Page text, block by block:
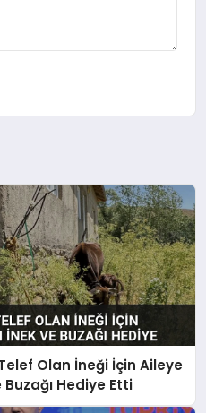
Olan İneği İçin Aileye
Hediye Etti